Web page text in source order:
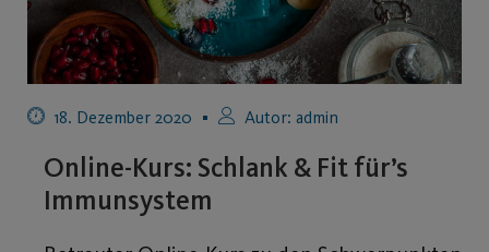
18. Dezember 2020 Autor: admin
Online-Kurs: Schlank & Fit für’s
Immunsystem